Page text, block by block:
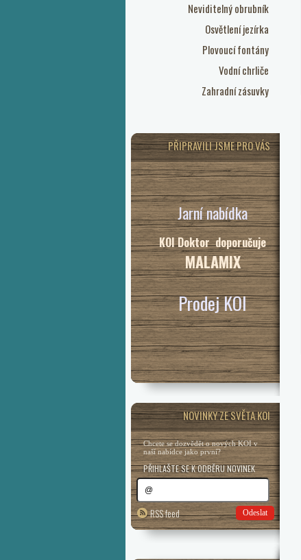
Neviditelný obrubník
Osvětlení jezírka
Plovoucí fontány
Vodní chrliče
Zahradní zásuvky
PŘIPRAVILI JSME PRO VÁS
Jarní nabídka
KOI Doktor doporučuje
MALAMIX
Prodej KOI
NOVINKY ZE SVĚTA KOI
Chcete se dozvědět o nových KOI v
naší nabídce jako první?
PŘIHLAŠTE SE K ODBĚRU NOVINEK
RSS feed Odeslat